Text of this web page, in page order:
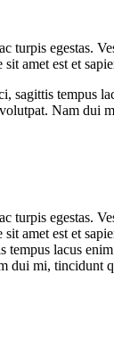
turpis
amet est et
sagittis tempus
Nam
turpis
amet est et
lacus
dui mi, tincidunt